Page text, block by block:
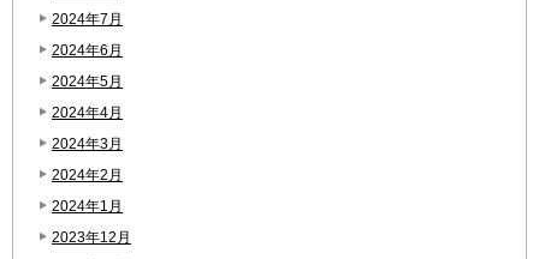
2024年7月
2024年6月
2024年5月
2024年4月
2024年3月
2024年2月
2024年1月
2023年12月